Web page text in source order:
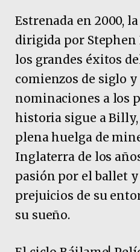
Estrenada en 2000,
dirigida por Stephen
los grandes éxitos
comienzos de siglo
nominaciones a los
historia sigue a
plena huelga de
Inglaterra de los
pasión por el ballet
prejuicios de su
su sueño.